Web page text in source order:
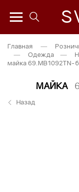
Главная —
—
Одежда —
майка 69.MB1092TN-
МАЙКА
Назад